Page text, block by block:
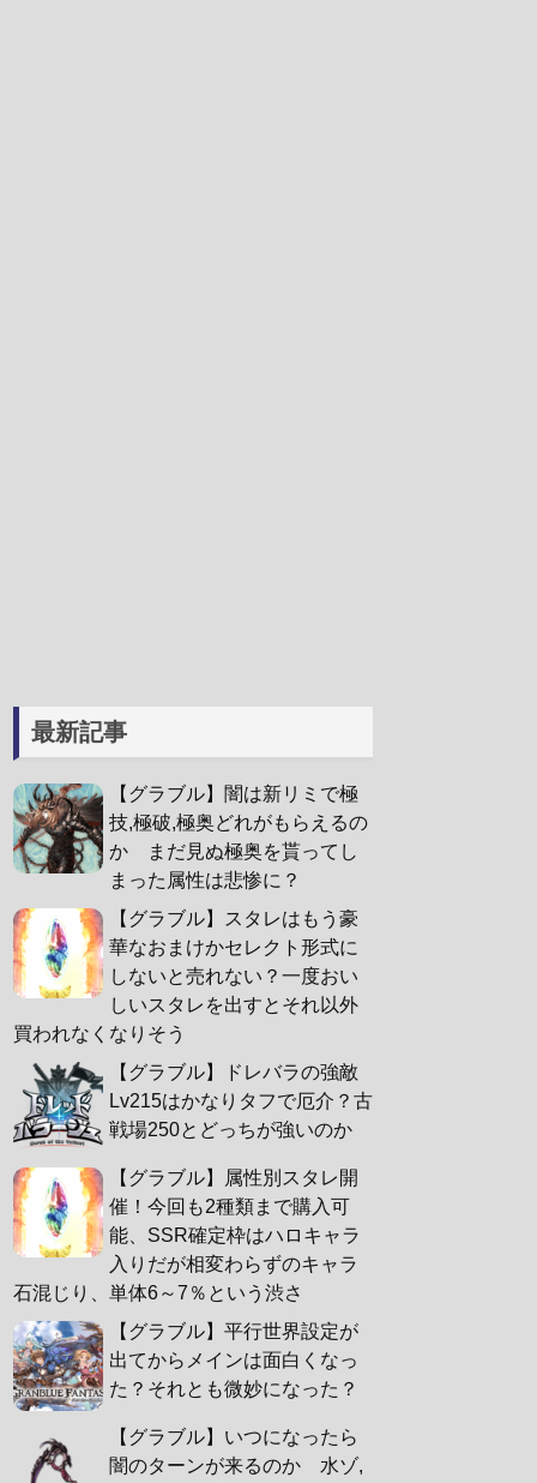
最新記事
【グラブル】闇は新リミで極
技,極破,極奥どれがもらえるの
か まだ見ぬ極奥を貰ってし
まった属性は悲惨に？
【グラブル】スタレはもう豪
華なおまけかセレクト形式に
しないと売れない？一度おい
しいスタレを出すとそれ以外
買われなくなりそう
【グラブル】ドレバラの強敵
Lv215はかなりタフで厄介？古
戦場250とどっちが強いのか
【グラブル】属性別スタレ開
催！今回も2種類まで購入可
能、SSR確定枠はハロキャラ
入りだが相変わらずのキャラ
石混じり、単体6～7％という渋さ
【グラブル】平行世界設定が
出てからメインは面白くなっ
た？それとも微妙になった？
【グラブル】いつになったら
闇のターンが来るのか 水ゾ,